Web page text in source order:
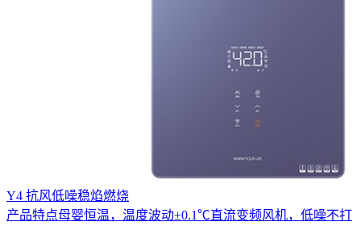
Y4 抗风低噪稳焰燃烧
产品特点母婴恒温，温度波动±0.1℃直流变频风机，低噪不打